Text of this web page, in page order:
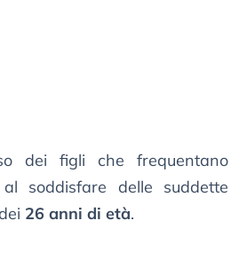
dei figli che frequentano
al soddisfare delle suddette
26 anni di età.